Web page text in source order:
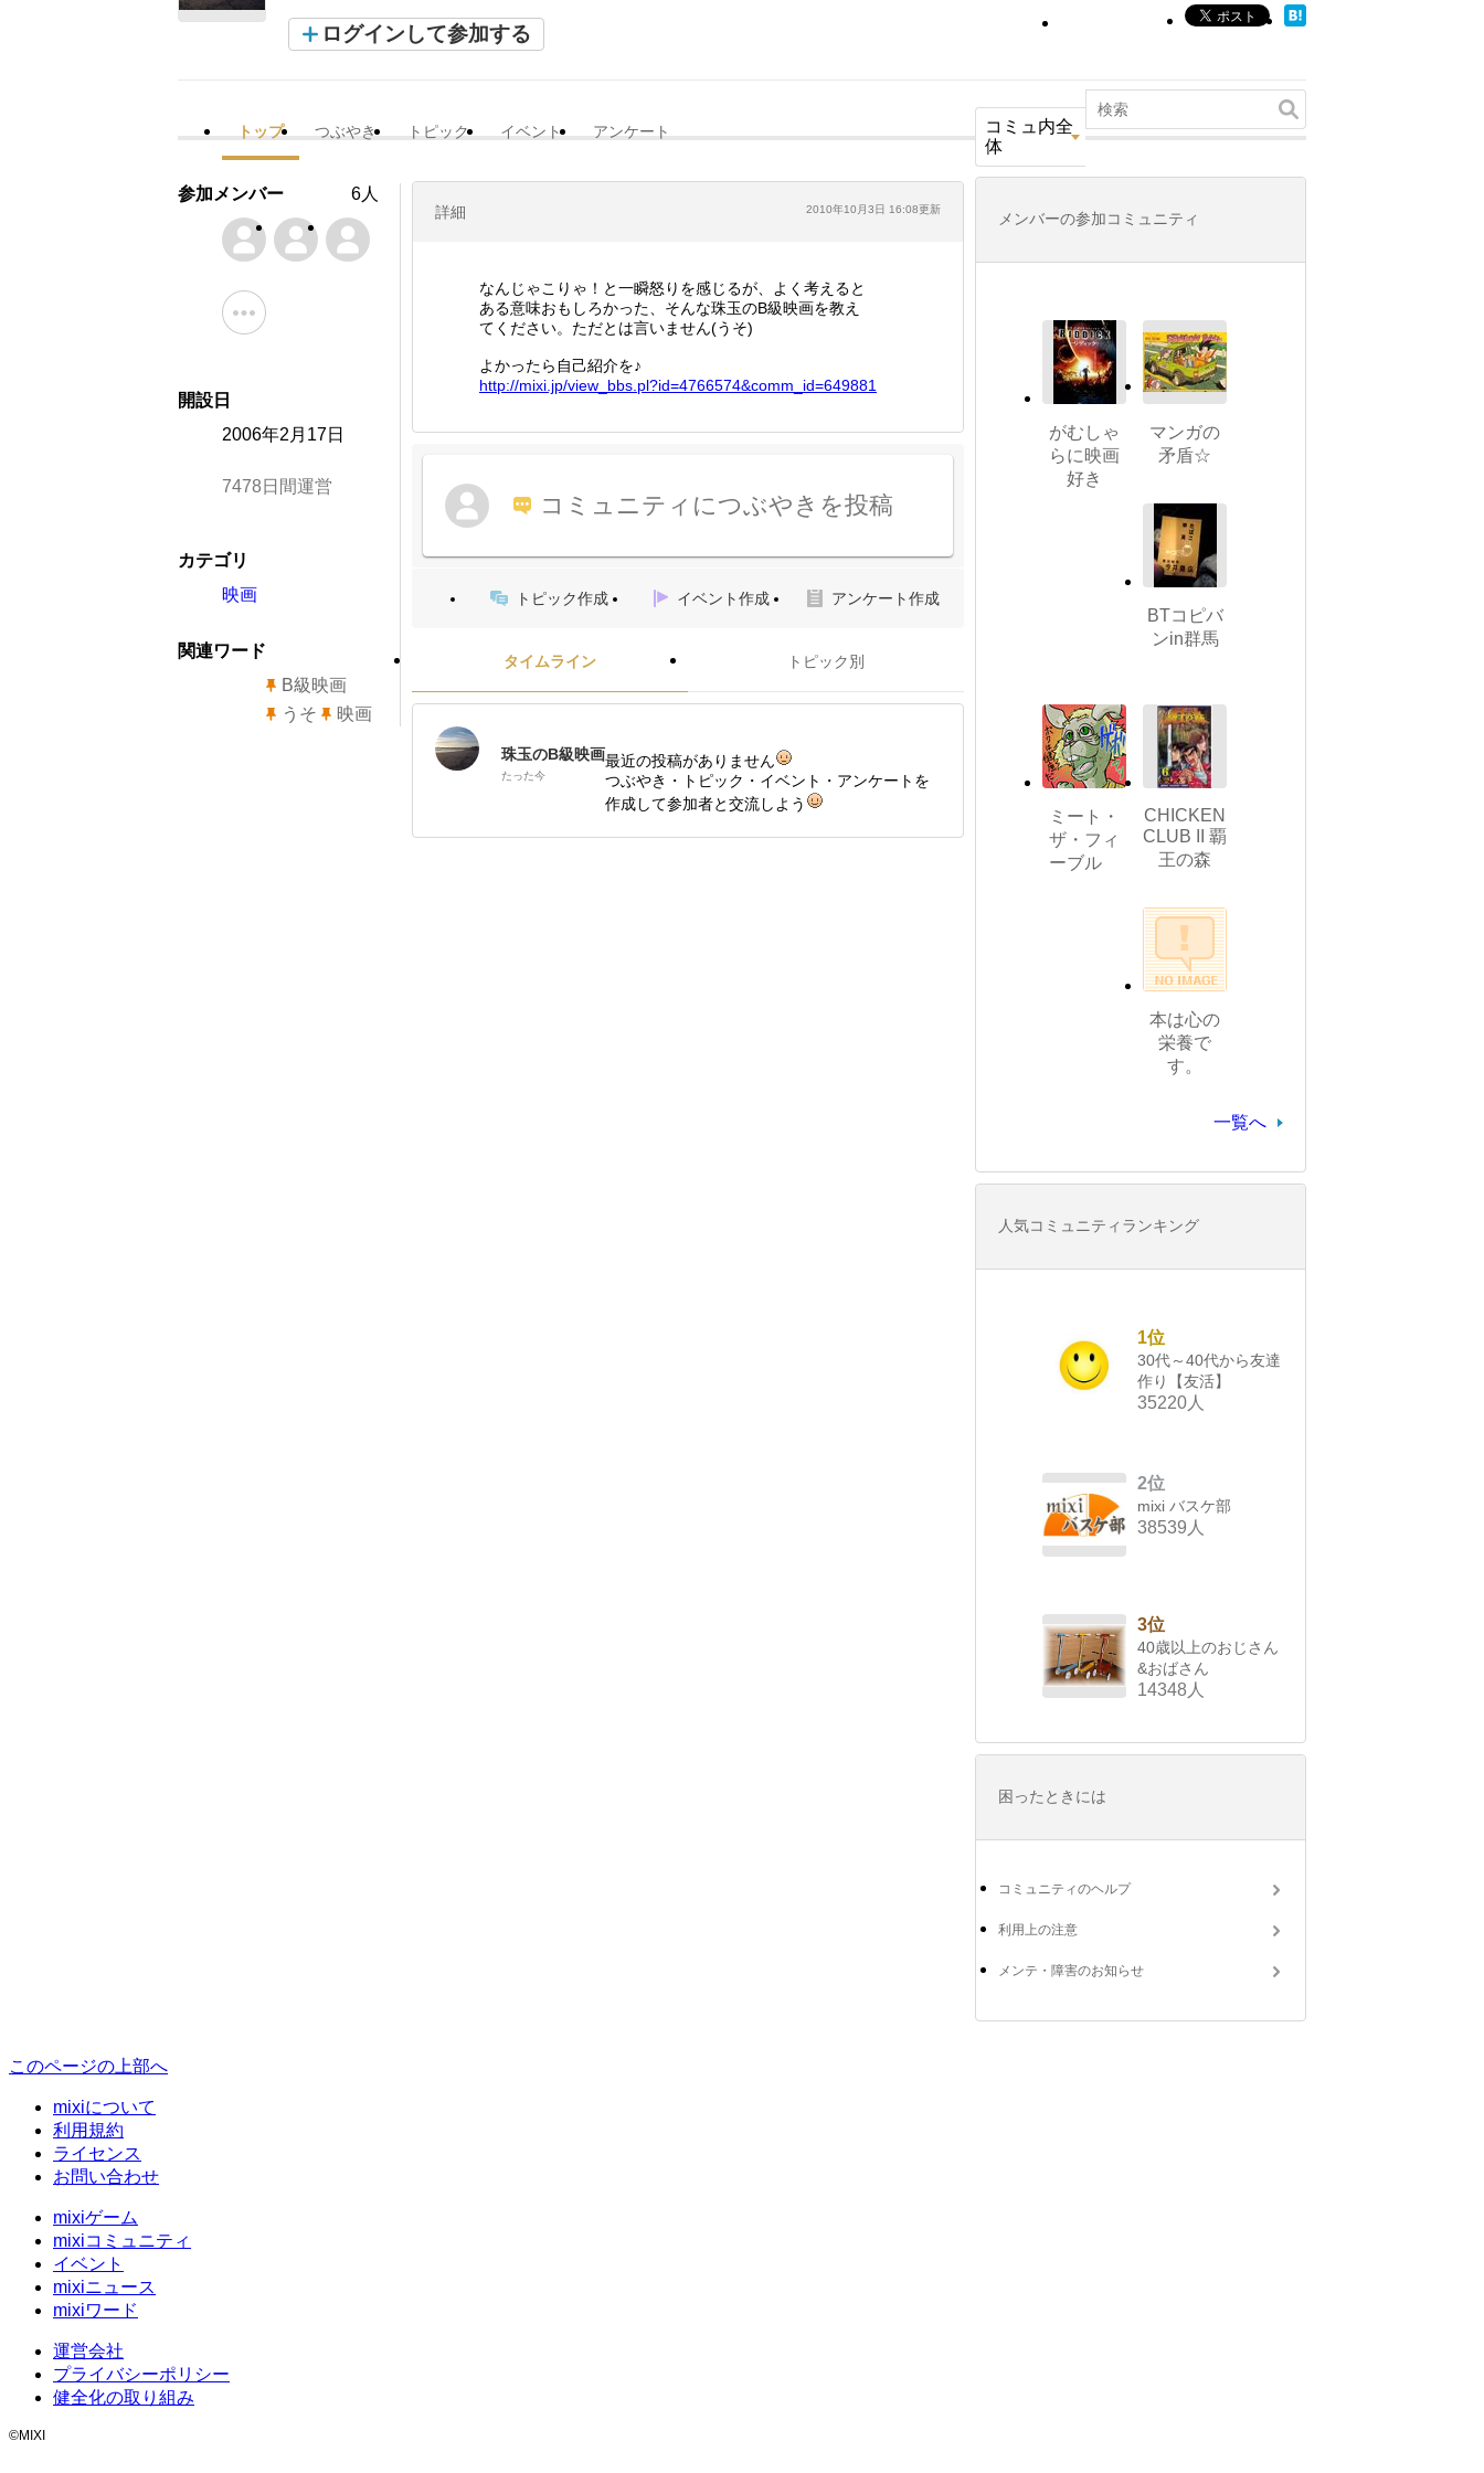
ログインして参加する
トップ つぶやき トピック イベント アンケート
コミュ内全
体
詳細 2010年10月3日 16:08更新
なんじゃこりゃ！と一瞬怒りを感じるが、よく考えると
ある意味おもしろかった、そんな珠玉のB級映画を教え
てください。ただとは言いません(うそ)
よかったら自己紹介を♪
http://mixi.jp/view_bbs.pl?id=4766574&comm _id=649881
コミュニティにつぶやきを投稿
トピック作成 イベント作成 アンケート作成
タイムライン トピック別
珠玉のB級映画
たった今
最近の投稿がありません
つぶやき・トピック・イベント・アンケートを
作成して参加者と交流しよう
参加メンバー 6人
開設日
2006年2月17日
7478日間運営
カテゴリ
映画
関連ワード
B級映画
うそ
映画
メンバーの参加コミュニティ
がむしゃ
らに映画
好き
マンガの
矛盾☆
BTコピバ
ンin群馬
ミート・
ザ・フィ
ーブル
CHICKEN
CLUB II 覇
王の森
本は心の
栄養で
す。
一覧へ
人気コミュニティランキング
1位
30代～40代から友達
作り【友活】
35220人
2位
mixi バスケ部
38539人
3位
40歳以上のおじさん
&おばさん
14348人
困ったときには
コミュニティのヘルプ
利用上の注意
メンテ・障害のお知らせ
このページの上部へ
mixiについて
利用規約
ライセンス
お問い合わせ
mixiゲーム
mixiコミュニティ
イベント
mixiニュース
mixiワード
運営会社
プライバシーポリシー
健全化の取り組み
©MIXI